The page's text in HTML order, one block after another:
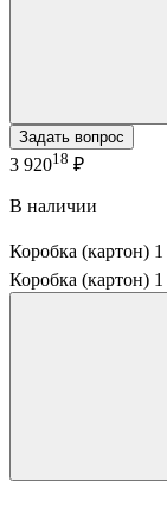
Задать вопрос
3 92018 ₽
В наличии
Коробка (картон)
Коробка (картон)